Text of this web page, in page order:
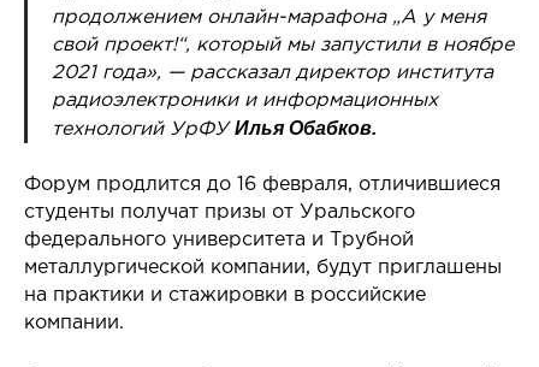
продолжением онлайн-марафона „А у меня
свой проект!“, который мы запустили в ноябре
2021 года», — рассказал директор института
радиоэлектроники и информационных
технологий УрФУ Илья Обабков.
Форум продлится до 16 февраля, отличившиеся
студенты получат призы от Уральского
федерального университета и Трубной
металлургической компании, будут приглашены
на практики и стажировки в российские
компании.